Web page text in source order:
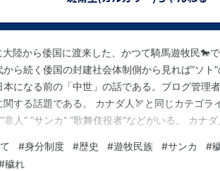
陸から倭国に渡来した、かつて騎馬遊牧民🐎
ら続く倭国の封建社会体制側から見れば”ソト“
本になる前の「中世」の話である。ブログ管理
関する話題である。 カナダ人🏹と同じカテゴラ
非人“ ”サンカ“ ”歌舞伎役者“などがいる。 カナ
🍁帝国ではございません。紛らわしくて大変申
#身分制度 #歴史 #遊牧民族 #サンカ #
穢れ